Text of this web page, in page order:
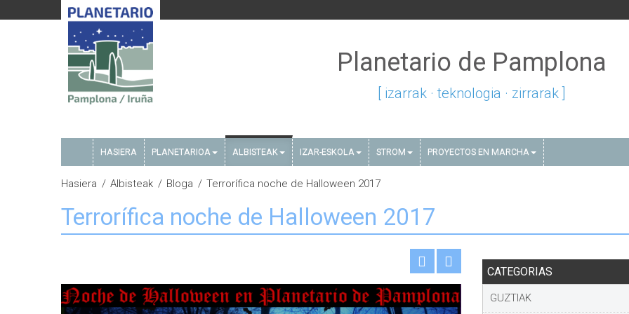
Planetario de Pamplona
[ izarrak · teknologia · zirrarak ]
HASIERA PLANETARIOA ALBISTEAK IZAR-ESKOLA STROM PROYECTOS EN MARCHA
Hasiera Albisteak Bloga Terrorífica noche de Halloween 2017
Terrorífica noche de Halloween 2017
CATEGORIAS
GUZTIAK